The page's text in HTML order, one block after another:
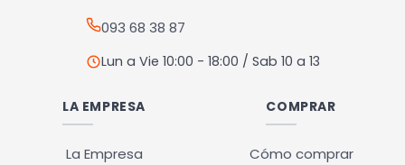
producto
093 68 38 87
Lun a Vie 10:00 - 18:00 / Sab 10 a 13
LA EMPRESA
La Empresa
COMPRAR
Cómo comprar